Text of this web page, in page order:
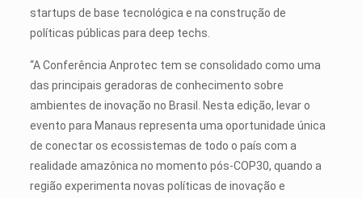
startups de base tecnológica e na construção de
políticas públicas para deep techs.
“A Conferência Anprotec tem se consolidado como uma
das principais geradoras de conhecimento sobre
ambientes de inovação no Brasil. Nesta edição, levar o
evento para Manaus representa uma oportunidade única
de conectar os ecossistemas de todo o país com a
realidade amazônica no momento pós-COP30, quando a
região experimenta novas políticas de inovação e